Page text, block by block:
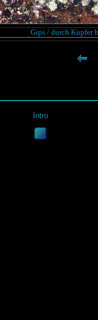
Gips / durch Kupfer
Intro